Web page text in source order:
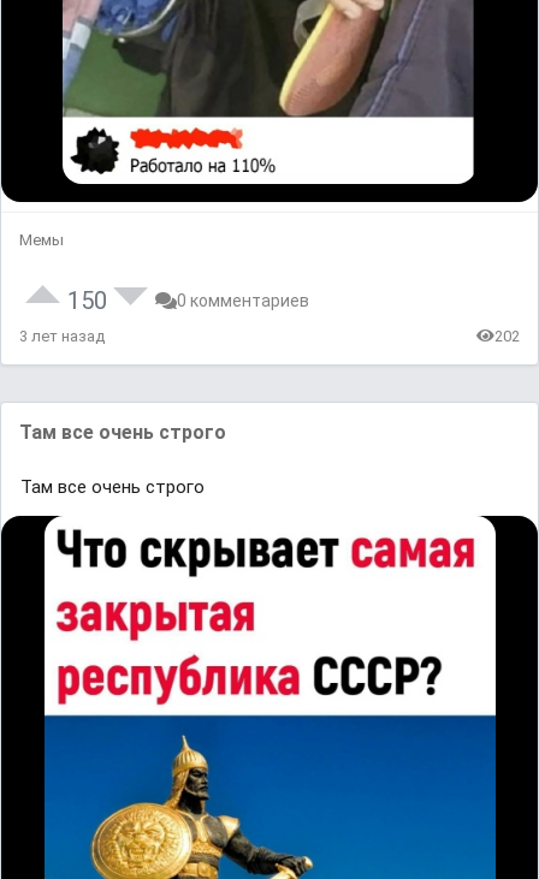
Мемы
150 0 комментариев
3 лет назад 202
Там все очень строго
Там все очень строго